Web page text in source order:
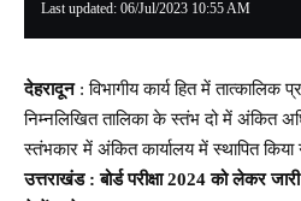
Last updated: 06/Jul/2023 10:55 AM
देहरादून: विभागीय कार्य हित में तात्कालिक
निम्नलिखित तालिका के स्तंभ दो में अंकित
स्तंभकार में अंकित कार्यालय में स्थापित किया
उत्तराखंड : बोर्ड परीक्षा 2024 को लेकर